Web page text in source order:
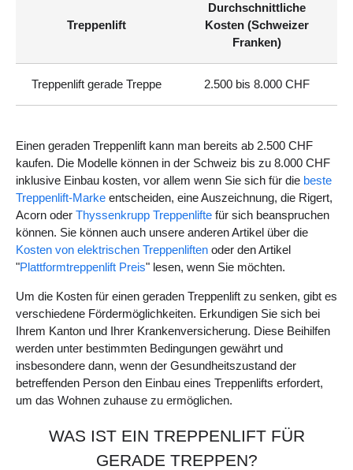
Treppenlift
Durchschnittliche
Kosten (Schweizer
Franken)
Treppenlift gerade Treppe 2.500 bis 8.000 CHF
Einen geraden Treppenlift kann man bereits ab 2.500 CHF
kaufen. Die Modelle können in der Schweiz bis zu 8.000 CHF
inklusive Einbau kosten, vor allem wenn Sie sich für die beste
Treppenlift-Marke entscheiden, eine Auszeichnung, die Rigert,
Acorn oder Thyssenkrupp Treppenlifte für sich beanspruchen
können. Sie können auch unsere anderen Artikel über die
Kosten von elektrischen Treppenliften oder den Artikel
"Plattformtreppenlift Preis" lesen, wenn Sie möchten.
Um die Kosten für einen geraden Treppenlift zu senken, gibt es
verschiedene Fördermöglichkeiten. Erkundigen Sie sich bei
Ihrem Kanton und Ihrer Krankenversicherung. Diese Beihilfen
werden unter bestimmten Bedingungen gewährt und
insbesondere dann, wenn der Gesundheitszustand der
betreffenden Person den Einbau eines Treppenlifts erfordert,
um das Wohnen zuhause zu ermöglichen.
WAS IST EIN TREPPENLIFT FÜR
GERADE TREPPEN?